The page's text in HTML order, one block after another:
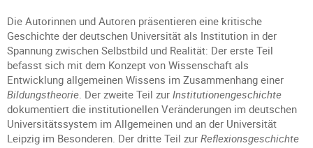
Die Autorinnen und Autoren präsentieren eine kritische
Geschichte der deutschen Universität als Institution in der
Spannung zwischen Selbstbild und Realität: Der erste Teil
befasst sich mit dem Konzept von Wissenschaft als
Entwicklung allgemeinen Wissens im Zusammenhang einer
Bildungstheorie. Der zweite Teil zur Institutionengeschichte
dokumentiert die institutionellen Veränderungen im deutschen
Universitätssystem im Allgemeinen und an der Universität
Leipzig im Besonderen. Der dritte Teil zur Reflexionsgeschichte